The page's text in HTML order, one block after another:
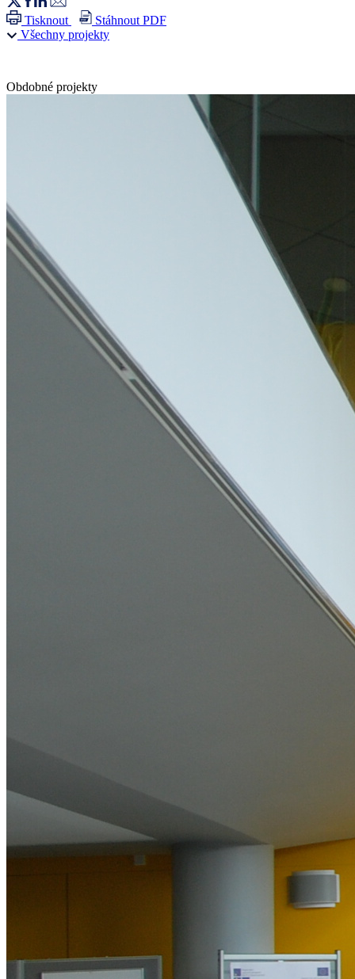
Tisknout
Stáhnout PDF
Všechny projekty
Obdobné projekty